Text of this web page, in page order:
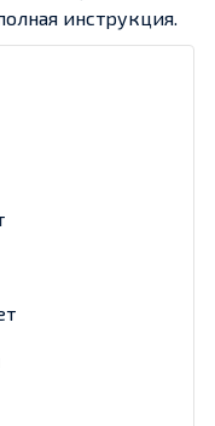
инструкция.